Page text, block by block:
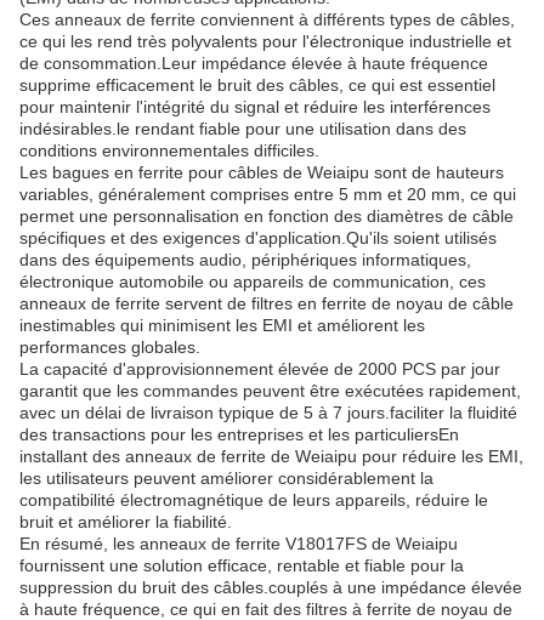
Ces anneaux de ferrite conviennent à différents types de câbles,
ce qui les rend très polyvalents pour l'électronique industrielle et
de consommation.Leur impédance élevée à haute fréquence
supprime efficacement le bruit des câbles, ce qui est essentiel
pour maintenir l'intégrité du signal et réduire les interférences
indésirables.le rendant fiable pour une utilisation dans des
conditions environnementales difficiles.
Les bagues en ferrite pour câbles de Weiaipu sont de hauteurs
variables, généralement comprises entre 5 mm et 20 mm, ce qui
permet une personnalisation en fonction des diamètres de câble
spécifiques et des exigences d'application.Qu'ils soient utilisés
dans des équipements audio, périphériques informatiques,
électronique automobile ou appareils de communication, ces
anneaux de ferrite servent de filtres en ferrite de noyau de câble
inestimables qui minimisent les EMI et améliorent les
performances globales.
La capacité d'approvisionnement élevée de 2000 PCS par jour
garantit que les commandes peuvent être exécutées rapidement,
avec un délai de livraison typique de 5 à 7 jours.faciliter la fluidité
des transactions pour les entreprises et les particuliersEn
installant des anneaux de ferrite de Weiaipu pour réduire les EMI,
les utilisateurs peuvent améliorer considérablement la
compatibilité électromagnétique de leurs appareils, réduire le
bruit et améliorer la fiabilité.
En résumé, les anneaux de ferrite V18017FS de Weiaipu
fournissent une solution efficace, rentable et fiable pour la
suppression du bruit des câbles.couplés à une impédance élevée
à haute fréquence, ce qui en fait des filtres à ferrite de noyau de